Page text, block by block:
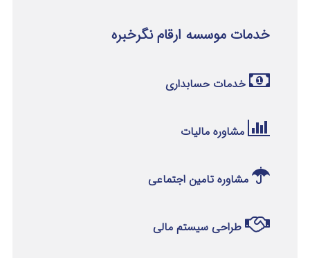
خدمات موسسه ارقام نگرخبره
خدمات حسابداری
مشاوره مالیات
مشاوره تامین اجتماعی
طراحی سیستم مالی